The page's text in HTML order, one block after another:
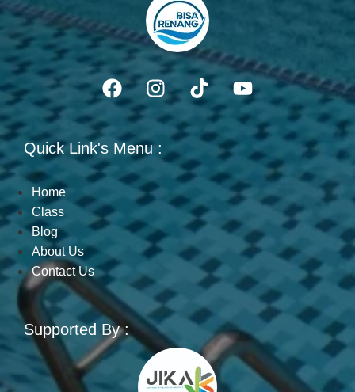
Quick Link's Menu :
Home
Class
Blog
About Us
Contact Us
Supported By :